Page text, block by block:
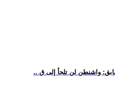
واشنطن لن تلجأ إلى ق